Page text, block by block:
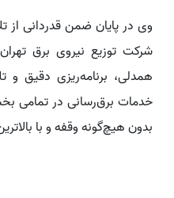
وی در پایان ضمن قدردانی از
شرکت توزیع نیروی برق تهران
همدلی، برنامه‌ریزی دقیق و
خدمات برق‌رسانی در تمامی
بدون هیچ‌گونه وقفه و با